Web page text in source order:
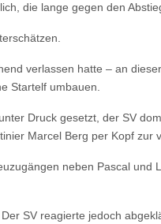
die lange gegen den
verlassen hatte – an
Startelf umbauen.
Druck gesetzt, der SV
Marcel Berg per Kopf zur
neben Pascal und
SV reagierte jedoch